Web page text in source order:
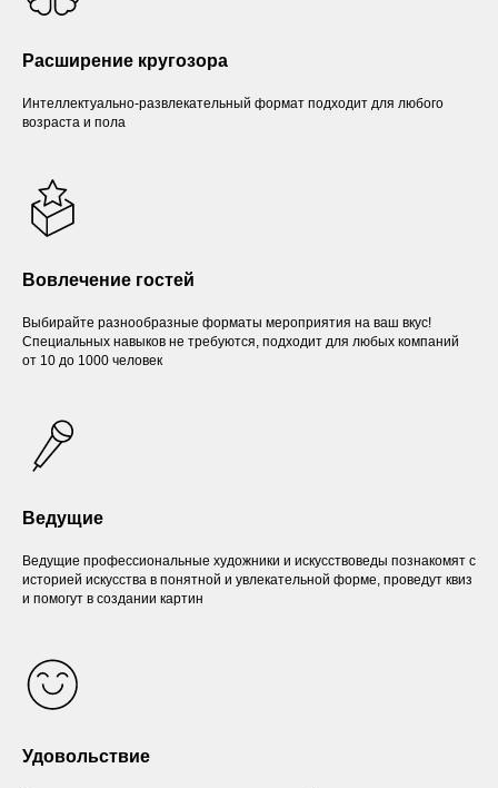
Расширение кругозора
Интеллектуально-развлекательный формат подходит для любого
возраста и пола
Вовлечение гостей
Выбирайте разнообразные форматы мероприятия на ваш вкус!
Специальных навыков не требуются, подходит для любых компаний
от 10 до 1000 человек
Ведущие
Ведущие профессиональные художники и искусствоведы познакомят с
историей искусства в понятной и увлекательной форме, проведут квиз
и помогут в создании картин
Удовольствие